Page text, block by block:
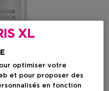
XL
optimiser votre
et pour proposer des
en fonction